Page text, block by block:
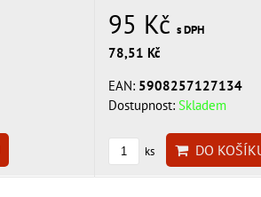
95 Kč s DPH
78,51 Kč
EAN: 5908257127134
Dostupnost: Skladem
ks DO